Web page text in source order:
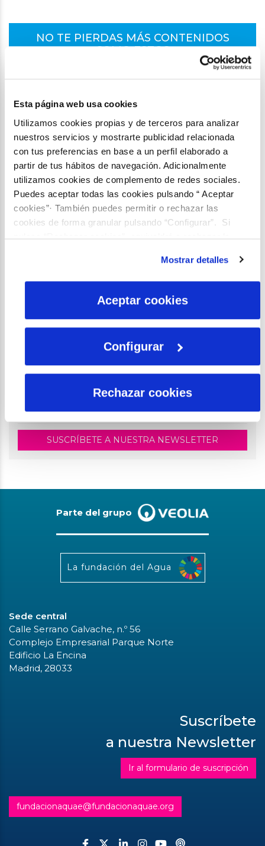
Esta página web usa cookies
Utilizamos cookies propias y de terceros para analizar
nuestros servicios y mostrarte publicidad relacionada
con tus preferencias en base a un perfil elaborado a
partir de tus hábitos de navegación. Adicionalmente
utilizamos cookies de complemento de redes sociales.
Puedes aceptar todas las cookies pulsando “ Aceptar
cookies”· También puedes permitir o rechazar las
cookies de forma granular pulsando “Configurar”. Si
pulsas “Rechazar cookies”, equivaldrá a rechazar la
son indispensables para que el sitio web funcione y que
por tanto no se pueden desactivar. Puedes consultar
Política de Cookies
Mostrar detalles
Aceptar cookies
Configurar
Rechazar cookies
NO TE PIERDAS MÁS CONTENIDOS
COMO ESTOS
¡SUSCRÍBETE AHORA!
Compartir:
Facebook
X LinkedIn
WhatsApp
Email
CONTENIDO RELACIONADO
5 tendencias educativas que
marcarán el curso escolar
Río Paraguay
PONTE AL DÍA
SUSCRÍBETE A NUESTRA NEWSLETTER
Parte del grupo
La fundación del Agua
Sede central
Calle Serrano Galvache, n.º 56
Complejo Empresarial Parque Norte
Edificio La Encina
Madrid, 28033
Suscríbete
a nuestra Newsletter
Ir al formulario de suscripción
fundacionaquae@fundacionaquae.org